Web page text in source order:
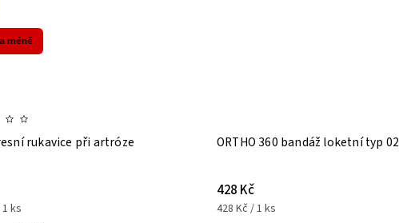
méně
rukavice při artróze
ks
ORTHO 360 bandáž loketní typ 02
428 Kč
428 Kč / 1 ks